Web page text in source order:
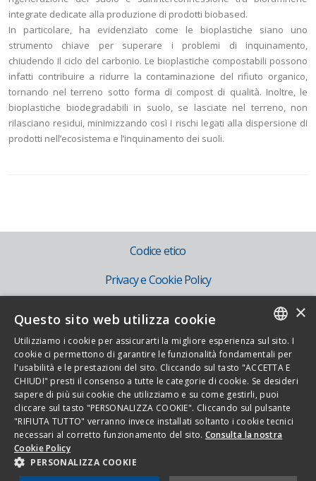
integrate dedicate alla produzione di prodotti biobased.
In particolare, ha evidenziato come le bioplastiche siano uno
strumento chiave per superare i problemi di inquinamento,
chiudendo il ciclo del carbonio. Le bioplastiche compostabili possono
infatti contribuire a ridurre la contaminazione del rifiuto organico,
tornando nel terreno sotto forma di compost di qualità. Inoltre, le
bioplastiche biodegradabili in suolo, se lasciate nel terreno, non
rilasciano residui, minimizzando così i rischi legati alla dispersione di
prodotti nell’ecosistema e l’inquinamento dei suoli.
Codice etico
Privacy e Cookie Policy
IT
EN
Copyright 2026 - Novamont S.p.A. - Via G. Fauser 8, 28100 Novara - Italia -
Tel. 0321.699.611
Tutti i diritti riservati - P.Iva IT01593330036 - Cod.fisc. 08526630150
ITALIAN
ENGLISH
×
Questo sito web utilizza cookie
Utilizziamo i cookie per assicurarti la migliore esperienza sul sito. I
cookie ci permettono di garantire le funzionalità fondamentali per
l'usabilità e le prestazioni del sito. Cliccando sul tasto "ACCETTA E
CHIUDI" presti il consenso a tutte le categorie di cookie. Se desideri
sapere di più sui cookie che utilizziamo e su come gestirli, puoi
cliccare sul tasto "PERSONALIZZA COOKIE". Cliccando sul pulsante
"RIFIUTA TUTTO" verranno invece installati soltanto i cookie tecnici
necessari al corretto funzionamento del sito. Consulta la nostra
Cookie Policy
PERSONALIZZA COOKIE